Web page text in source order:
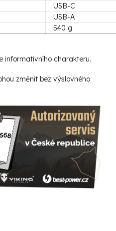
USB-C
USB-A
540 g
informativního charakteru.
změnit bez výslovného